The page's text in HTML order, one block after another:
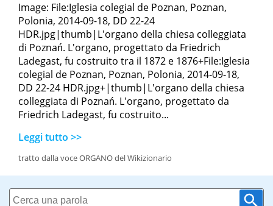
Image: File:Iglesia colegial de Poznan, Poznan,
Polonia, 2014-09-18, DD 22-24
HDR.jpg|thumb|L'organo della chiesa colleggiata
di Poznań. L'organo, progettato da Friedrich
Ladegast, fu costruito tra il 1872 e 1876+File:Iglesia
colegial de Poznan, Poznan, Polonia, 2014-09-18,
DD 22-24 HDR.jpg+|thumb|L'organo della chiesa
colleggiata di Poznań. L'organo, progettato da
Friedrich Ladegast, fu costruito...
Leggi tutto >>
tratto dalla voce ORGANO del Wikizionario